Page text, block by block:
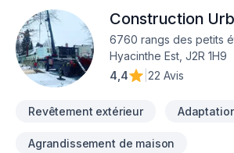
maçonnerie • Réparation de fissures
expertise spécialisée • Ouvriers qualifiés
Utilise produits et matériaux de qualité
Construction
6760 rangs des petits
Hyacinthe Est, J2R 1H9
4,4
22 Avis
Revêtement extérieur
Agrandissement de maison